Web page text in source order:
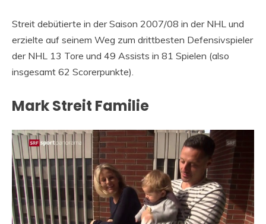
Streit debütierte in der Saison 2007/08 in der NHL und
erzielte auf seinem Weg zum drittbesten Defensivspieler
der NHL 13 Tore und 49 Assists in 81 Spielen (also
insgesamt 62 Scorerpunkte).
Mark Streit Familie